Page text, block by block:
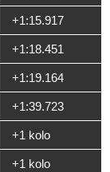
+1:15.917
+1:18.451
+1:19.164
+1:39.723
+1 kolo
+1 kolo